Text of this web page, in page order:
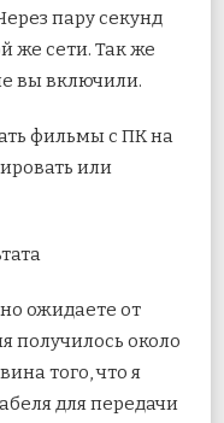
пару секунд
же сети. Так же
вы включили.
фильмы с ПК на
или
ожидаете от
получилось около
того, что я
для передачи